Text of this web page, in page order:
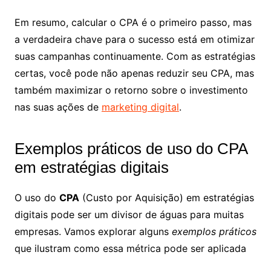
Em resumo, calcular o CPA é o primeiro passo, mas
a verdadeira chave para o sucesso está em otimizar
suas campanhas continuamente. Com as estratégias
certas, você pode não apenas reduzir seu CPA, mas
também maximizar o retorno sobre o investimento
nas suas ações de marketing digital.
Exemplos práticos de uso do CPA
em estratégias digitais
O uso do CPA (Custo por Aquisição) em estratégias
digitais pode ser um divisor de águas para muitas
empresas. Vamos explorar alguns exemplos práticos
que ilustram como essa métrica pode ser aplicada